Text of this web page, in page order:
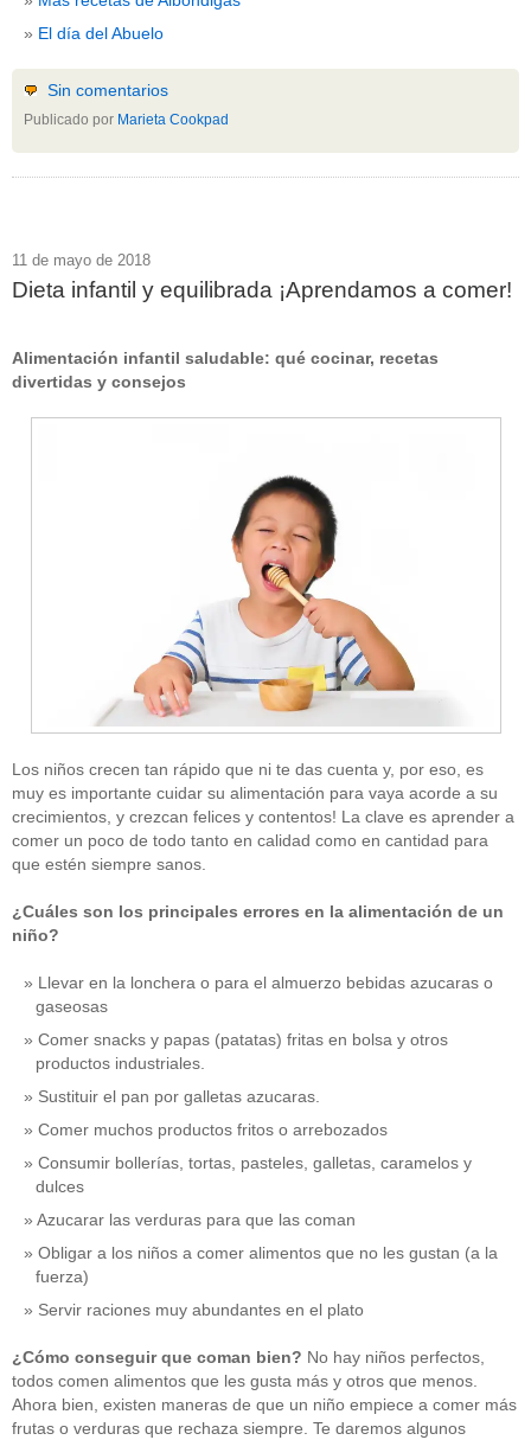
El día del Abuelo
Sin comentarios
Publicado por Marieta Cookpad
11 de mayo de 2018
Dieta infantil y equilibrada ¡Aprendamos a comer!
Alimentación infantil saludable: qué cocinar, recetas
divertidas y consejos
Los niños crecen tan rápido que ni te das cuenta y, por eso, es
muy es importante cuidar su alimentación para vaya acorde a su
crecimientos, y crezcan felices y contentos! La clave es aprender a
comer un poco de todo tanto en calidad como en cantidad para
que estén siempre sanos.
¿Cuáles son los principales errores en la alimentación de un
niño?
Llevar en la lonchera o para el almuerzo bebidas azucaras o
gaseosas
Comer snacks y papas (patatas) fritas en bolsa y otros
productos industriales.
Sustituir el pan por galletas azucaras.
Comer muchos productos fritos o arrebozados
Consumir bollerías, tortas, pasteles, galletas, caramelos y
dulces
Azucarar las verduras para que las coman
Obligar a los niños a comer alimentos que no les gustan (a la
fuerza)
Servir raciones muy abundantes en el plato
¿Cómo conseguir que coman bien? No hay niños perfectos,
todos comen alimentos que les gusta más y otros que menos.
Ahora bien, existen maneras de que un niño empiece a comer más
frutas o verduras que rechaza siempre. Te daremos algunos